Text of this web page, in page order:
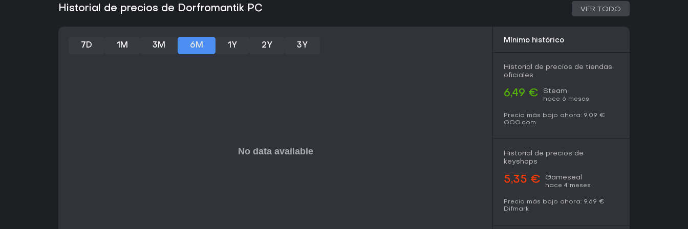
sobre todo con su contenido mensual que asegura vitalidad hasta 2026.
Historial de precios de Dorfromantik PC VER TODO
7D 1M 3M 6M 1Y 2Y 3Y
Mínimo histórico
Historial de precios de tiendas
oficiales
6,49 € Steam
hace 6 meses
Precio más bajo ahora: 9,09 €
GOG.com
Historial de precios de
keyshops
5,35 € Gameseal
hace 4 meses
Precio más bajo ahora: 9,69 €
Difmark